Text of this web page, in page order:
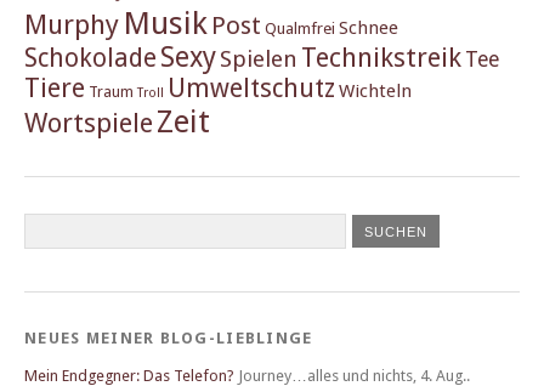
Murphy Musik Post Qualmfrei Schnee
Schokolade SexySpielen Technikstreik Tee
Tiere Traum Troll Umweltschutz Wichteln
Wortspiele Zeit
NEUES MEINER BLOG-LIEBLINGE
Mein Endgegner: Das Telefon? Journey…alles und nichts 4. Aug..